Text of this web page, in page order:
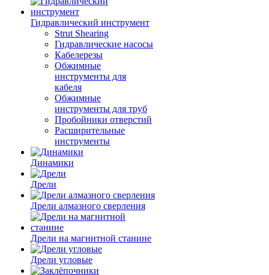
Гидравлический инструмент
Strut Shearing
Гидравлические насосы
Кабелерезы
Обжимные
инструменты для
кабеля
Обжимные
инструменты для труб
Пробойники отверстий
Расширительные
инструменты
Динамики
Дрели
Дрели алмазного сверления
Дрели на магнитной станине
Дрели угловые